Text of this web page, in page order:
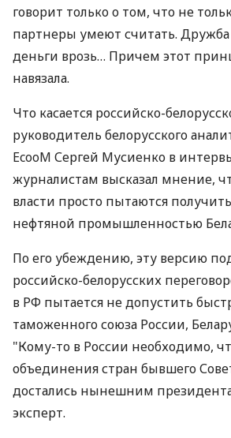
говорит только о том, что не
партнеры умеют считать.
деньги врозь… Причем этот
навязала.
Что касается российско-
руководитель белорусского
EcooM Сергей Мусиенко в
журналистам высказал мнение,
власти просто пытаются
нефтяной промышленностью
По его убеждению, эту версию
российско-белорусских
в РФ пытается не допустить
таможенного союза России,
"Кому-то в России необходимо,
объединения стран бывшего
достались нынешним
эксперт.